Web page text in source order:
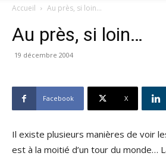
Accueil Au près, si loin…
Au près, si loin…
19 décembre 2004
Facebook X
Il existe plusieurs manières de voir
est à la moitié d’un tour du monde…